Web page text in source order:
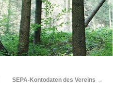
SEPA-Kontodaten des Vereins →